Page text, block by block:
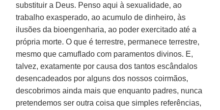
substituir a Deus. Penso aqui à sexualidade, ao
trabalho exasperado, ao acumulo de dinheiro, às
ilusões da bioengenharia, ao poder exercitado até a
própria morte. O que é terrestre, permanece terrestre,
mesmo que camuflado com paramentos divinos. E,
talvez, exatamente por causa dos tantos escândalos
desencadeados por alguns dos nossos coirmãos,
descobrimos ainda mais que enquanto padres, nunca
pretendemos ser outra coisa que simples referências,